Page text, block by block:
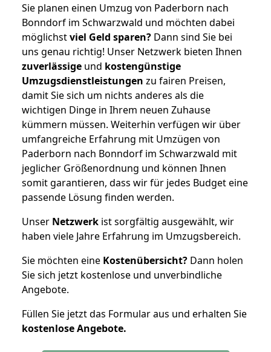
Sie planen einen Umzug von Paderborn nach
Bonndorf im Schwarzwald und möchten dabei
möglichstviel Geld sparen? Dann sind Sie bei
uns genau richtig! Unser Netzwerk bieten Ihnen
zuverlässige und kostengünstige
Umzugsdienstleistungen zu fairen Preisen,
damit Sie sich um nichts anderes als die
wichtigen Dinge in Ihrem neuen Zuhause
kümmern müssen. Weiterhin verfügen wir über
umfangreiche Erfahrung mit Umzügen von
Paderborn nach Bonndorf im Schwarzwald mit
jeglicher Größenordnung und können Ihnen
somit garantieren, dass wir für jedes Budget eine
passende Lösung finden werden.
Unser Netzwerk ist sorgfältig ausgewählt, wir
haben viele Jahre Erfahrung im Umzugsbereich.
Sie möchten eine Kostenübersicht? Dann holen
Sie sich jetzt kostenlose und unverbindliche
Angebote.
Füllen Sie jetzt das Formular aus und erhalten Sie
kostenloseAngebote.